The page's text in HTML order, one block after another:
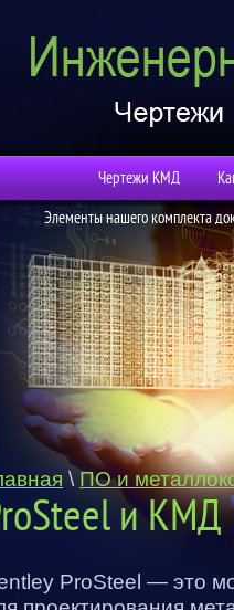
Чертежи КМД
Элементы нашего комплекта
\ ПО и
и КМД
ProSteel — это